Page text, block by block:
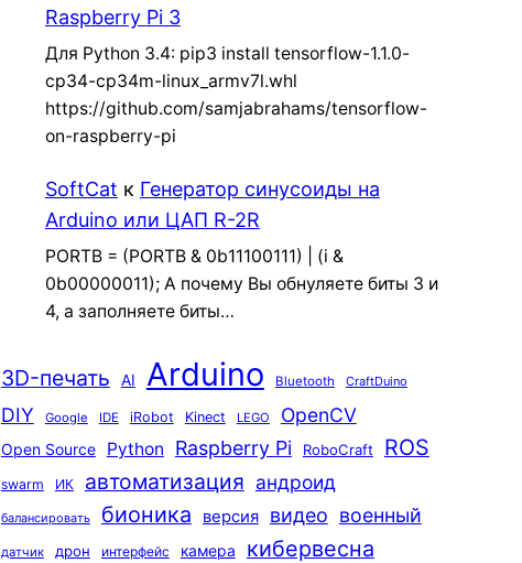
Raspberry Pi 3
Для Python 3.4: pip3 install tensorflow-1.1.0-
cp34-cp34m-linux_armv7l.whl
https://github.com/samjabrahams/tensorflow-
on-raspberry-pi
SoftCat к Генератор синусоиды на
Arduino или ЦАП R-2R
PORTB = (PORTB & 0b11100111) | (i &
0b00000011); А почему Вы обнуляете биты 3 и
4, а заполняете биты…
3D-печать AI Arduino Bluetooth CraftDuino
DIY Google IDE iRobot Kinect LEGO OpenCV
Open Source Python Raspberry Pi RoboCraft ROS
swarm ИК автоматизация андроид
балансировать бионика версия видео военный
датчик дрон интерфейс камера кибервесна